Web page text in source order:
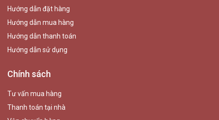
Hướng dẫn đặt hàng
Hướng dẫn mua hàng
Hướng dẫn thanh toán
Hướng dẫn sử dụng
Chính sách
Tư vấn mua hàng
Thanh toán tại nhà